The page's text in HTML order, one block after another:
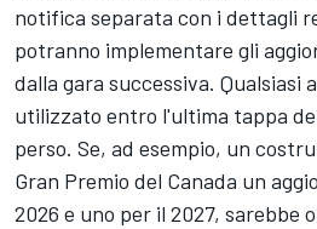
notifica separata con i dettagli
potranno implementare gli
dalla gara successiva. Qualsiasi
utilizzato entro l'ultima tappa
perso. Se, ad esempio, un
Gran Premio del Canada un
2026 e uno per il 2027, sarebbe